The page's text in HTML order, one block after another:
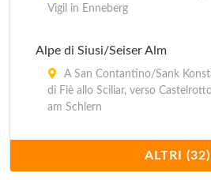
Vigil in Enneberg
Alpe di Siusi/Seiser Alm
A San Contantino/Sank
di Fiè allo Sciliar, verso
am Schlern
Ad Anterselva di Sopra/
ALTRI (32)